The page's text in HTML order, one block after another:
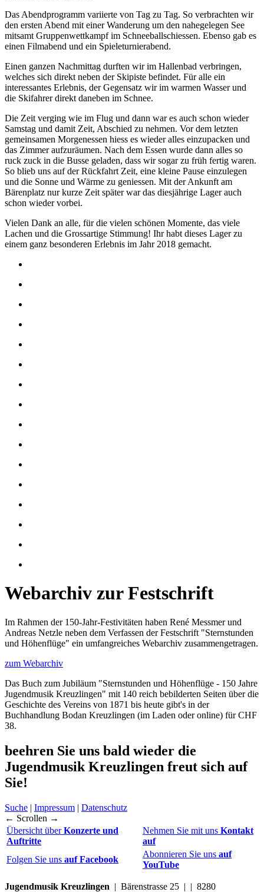
Das Abendprogramm variierte von Tag zu Tag. So verbrachten wir
den ersten Abend mit einer Wanderung um den nahegelegen See
mitsamt Gruppenwettkampf im Schneeballschiessen. Ebenso gab es
einen Filmabend und ein Spieleturnierabend.
Einen ganzen Nachmittag durften wir im Hallenbad verbringen,
welches sich direkt neben der Skipiste befindet. Für alle ein
interessantes Erlebnis, der Gegensatz wir im warmen Wasser und
die Skifahrer direkt daneben im Schnee.
Die Zeit verging wie im Flug und dann war es auch schon wieder
Samstag und damit Zeit, Abschied zu nehmen. Vor dem letzten
gemeinsamen Morgenessen hiess es wieder alles einzupacken und
das Zimmer aufzuräumen. Nach dem Essen wurde dann alles so
ruck zuck in die Busse geladen, dass wir sogar zu früh fertig waren.
So blieb uns auf der Rückfahrt Zeit, eine kleine Pause einzulegen
und die Sonne und Wärme zu geniessen. Mit der Ankunft am
Bärenplatz nur kurze Zeit später war das diesjährige Lager auch
schon wieder vorbei.
Vielen Dank an alle, für die vielen schönen Momente, das viele
Lachen und die Grossartige Stimmung! Ihr habt dieses Lager zu
einem ganz besonderen Erlebnis im Jahr 2018 gemacht.
Webarchiv zur Festschrift
Im Rahmen der 150-Jahr-Festivitäten haben René Messmer und
Andreas Netzle neben dem Verfassen der Festschrift "Sternstunden
und Höhenflüge" ein umfangreiches Webarchiv zusammengetragen.
zum Webarchiv
Das Buch zum Jubiläum "Sternstunden und Höhenflüge - 150 Jahre
Jugendmusik Kreuzlingen" mit 140 reich bebilderten Seiten über die
Geschichte des Vereins von 1871 bis heute gibt's in der
Buchhandlung Bodan Kreuzlingen (im Laden oder online) für CHF
38.
beehren Sie uns bald wieder die
Jugendmusik Kreuzlingen freut sich auf
Sie!
Suche | Impressum | Datenschutz
← Scrollen →
Übersicht überKonzerte und
Auftritte
Nehmen Sie mit uns Kontakt
auf
Folgen Sie uns auf Facebook
Abonnieren Sie uns auf
YouTube
Jugendmusik Kreuzlingen | Bärenstrasse 25 | | 8280